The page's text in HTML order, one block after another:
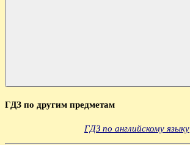
Поиск
ГДЗ по другим предметам
ГДЗ по английскому языку